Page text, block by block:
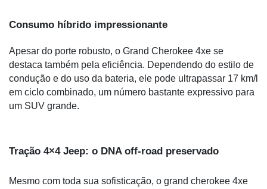
Consumo híbrido impressionante
Apesar do porte robusto, o Grand Cherokee 4xe se
destaca também pela eficiência. Dependendo do estilo de
condução e do uso da bateria, ele pode ultrapassar 17 km/l
em ciclo combinado, um número bastante expressivo para
um SUV grande.
Tração 4×4 Jeep: o DNA off-road preservado
Mesmo com toda sua sofisticação, o grand cherokee 4xe